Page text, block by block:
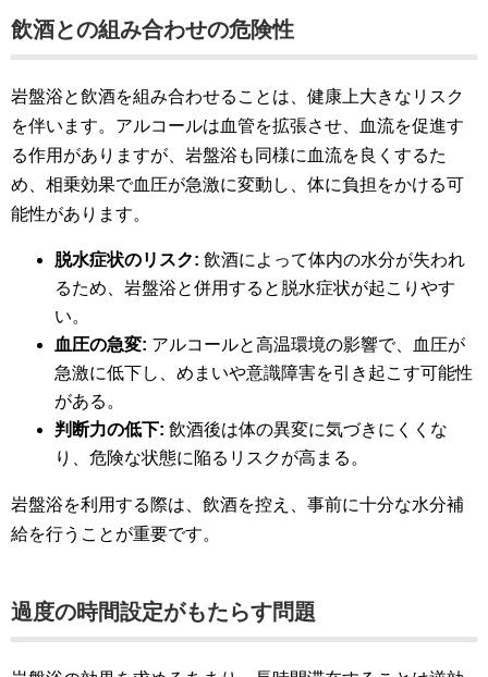
飲酒との組み合わせの危険性
岩盤浴と飲酒を組み合わせることは、健康上大きなリスク
を伴います。アルコールは血管を拡張させ、血流を促進す
る作用がありますが、岩盤浴も同様に血流を良くするた
め、相乗効果で血圧が急激に変動し、体に負担をかける可
能性があります。
脱水症状のリスク: 飲酒によって体内の水分が失われ
るため、岩盤浴と併用すると脱水症状が起こりやす
い。
血圧の急変: アルコールと高温環境の影響で、血圧が
急激に低下し、めまいや意識障害を引き起こす可能性
がある。
判断力の低下: 飲酒後は体の異変に気づきにくくな
り、危険な状態に陥るリスクが高まる。
岩盤浴を利用する際は、飲酒を控え、事前に十分な水分補
給を行うことが重要です。
過度の時間設定がもたらす問題